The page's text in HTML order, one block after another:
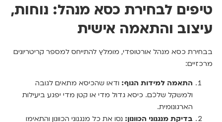
טיפים לבחירת כסא מנהל: נוחות,
עיצוב והתאמה אישית
בבחירת כסא מנהל אורטופדי, מומלץ להתייחס למספר קריטריונים
מרכזיים:
התאמה למידות הגוף: ודאו שהכיסא מתאים לגובה
ולמשקל שלכם. כיסא גדול מדי או קטן מדי יפגע ביעילות
הארגונומית.
בדיקת מנגנוני הכוונון: נסו את כל מנגנוני הכוונון והתאימו